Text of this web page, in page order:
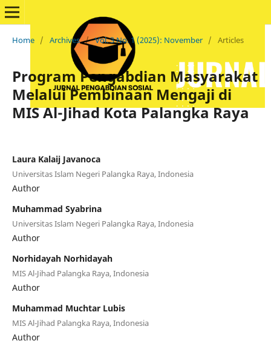
Home / Archives / Vol. 3 No. 1 (2025): November / Articles
Program Pengabdian Masyarakat
Melalui Pembinaan Mengaji di
MIS Al-Jihad Kota Palangka Raya
Laura Kalaij Javanoca
Universitas Islam Negeri Palangka Raya, Indonesia
Author
Muhammad Syabrina
Universitas Islam Negeri Palangka Raya, Indonesia
Author
Norhidayah Norhidayah
MIS Al-Jihad Palangka Raya, Indonesia
Author
Muhammad Muchtar Lubis
MIS Al-Jihad Palangka Raya, Indonesia
Author